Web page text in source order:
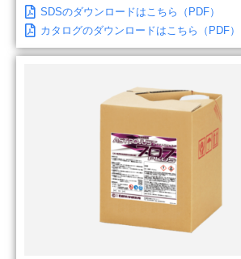
SDSのダウンロードはこちら（PDF）
カタログのダウンロードはこちら（PDF）